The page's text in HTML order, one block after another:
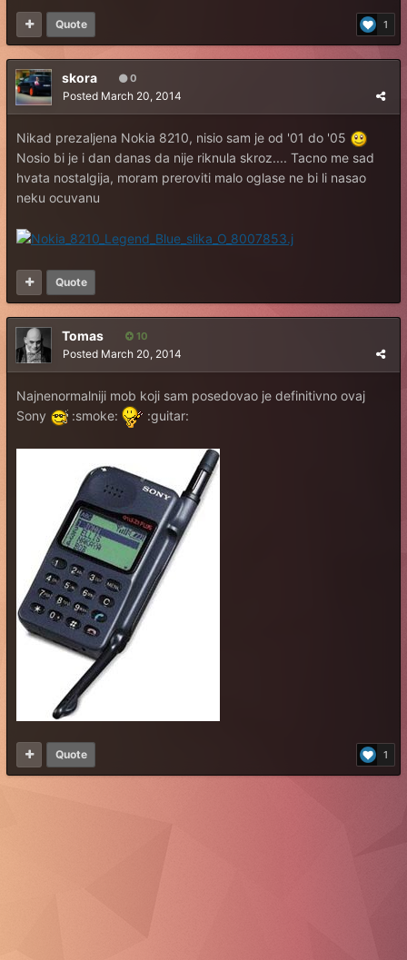
1
Quote
skora 0
Posted March 20, 2014
Nikad prezaljena Nokia 8210, nisio sam je od '01 do '05
Nosio bi je i dan danas da nije riknula skroz.... Tacno me sad
hvata nostalgija, moram preroviti malo oglase ne bi li nasao
neku ocuvanu
Quote
Tomas 10
Posted March 20, 2014
Najnenormalniji mob koji sam posedovao je definitivno ovaj
Sony
:smoke: :guitar:
1
Quote